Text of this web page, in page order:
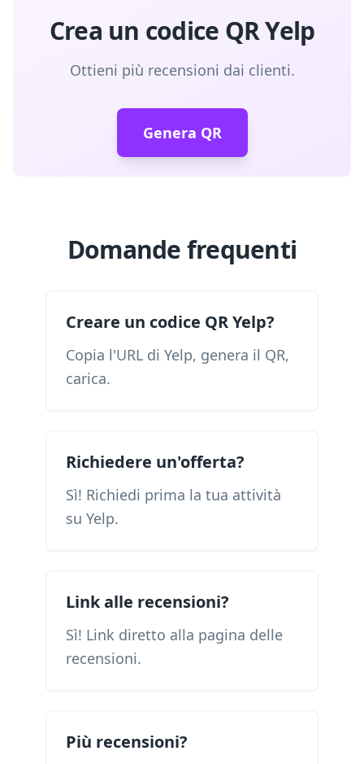
Crea un codice QR Yelp
Ottieni più recensioni dai clienti.
Genera QR
Domande frequenti
Creare un codice QR Yelp?
Copia l'URL di Yelp, genera il QR,
carica.
Richiedere un'offerta?
Sì! Richiedi prima la tua attività
su Yelp.
Link alle recensioni?
Sì! Link diretto alla pagina delle
recensioni.
Più recensioni?